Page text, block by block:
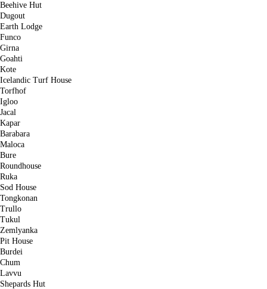
Beehive Hut
Dugout
Earth Lodge
Funco
Girna
Goahti
Kote
Icelandic Turf House
Torfhof
Igloo
Jacal
Kapar
Barabara
Maloca
Bure
Roundhouse
Ruka
Sod House
Tongkonan
Trullo
Tukul
Zemlyanka
Pit House
Burdei
Chum
Lavvu
Shepards Hut